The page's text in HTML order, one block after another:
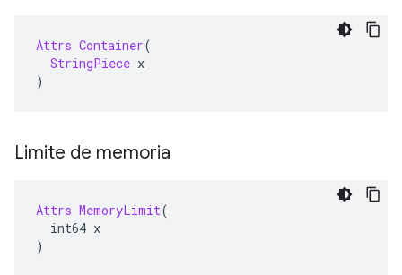
Attrs Container(
StringPiece x
)
Limite de memoria
Attrs MemoryLimit(
int64 x
)